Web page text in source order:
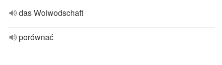
das Woiwodschaft
porównać